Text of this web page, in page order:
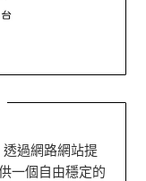
透過網路網站提
一個自由穩定的